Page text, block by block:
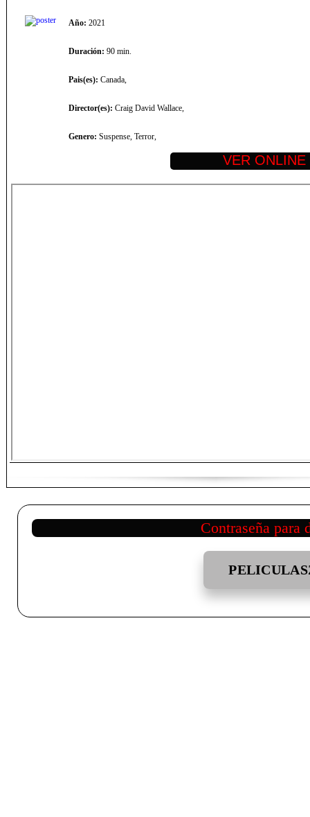
Año: 2021
Duración: 90 min.
Pais(es): Canada,
Director(es): Craig David Wallace,
Genero: Suspense, Terror,
Contraseña para